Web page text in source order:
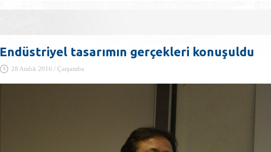
Endüstriyel tasarımın gerçekleri konuşuldu
28 Aralık 2016 / Çarşamba